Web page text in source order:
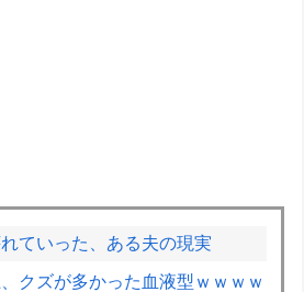
ていった、ある夫の現実
、クズが多かった血液型ｗｗｗｗ